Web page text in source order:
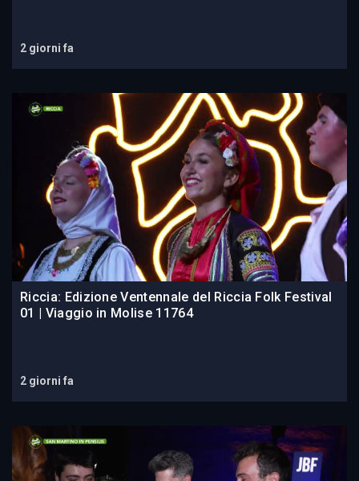
2 giorni fa
Riccia: Edizione Ventennale del Riccia Folk Festival
01 | Viaggio in Molise 11764
2 giorni fa